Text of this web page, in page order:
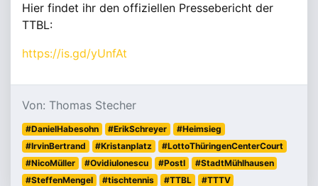
Hier findet ihr den offiziellen Pressebericht der
TTBL:
https://is.gd/yUnfAt
Von: Thomas Stecher
#DanielHabesohn #ErikSchreyer
#Heimsieg
#IrvinBertrand
#Kristanplatz
#LottoThüringenCenterCourt
#NicoMüller
#OvidiuIonescu #PostI
#StadtMühlhausen
#SteffenMengel
#tischtennis #TTBL #TTTV